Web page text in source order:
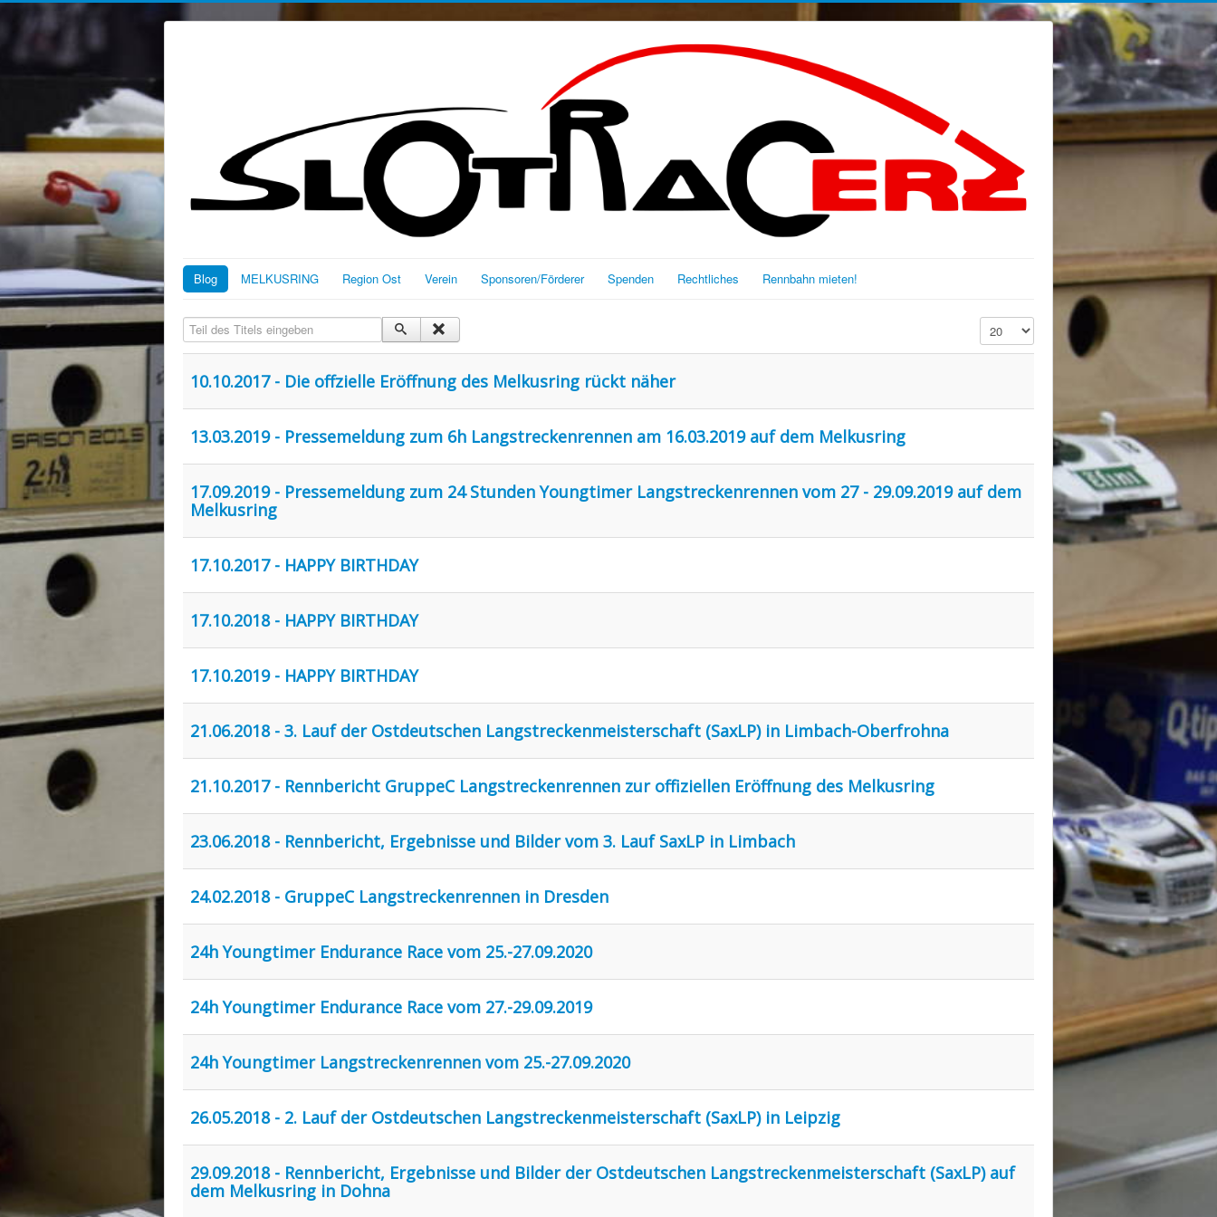
Blog MELKUSRING Region Ost Verein Sponsoren/Förderer Spenden Rechtliches Rennbahn mieten!
Teil des Titels eingeben Anzeige #
10.10.2017 - Die offzielle Eröffnung des Melkusring rückt näher
13.03.2019 - Pressemeldung zum 6h Langstreckenrennen am 16.03.2019 auf dem Melkusring
17.09.2019 - Pressemeldung zum 24 Stunden Youngtimer Langstreckenrennen vom 27 - 29.09.2019 auf dem
Melkusring
17.10.2017 - HAPPY BIRTHDAY
17.10.2018 - HAPPY BIRTHDAY
17.10.2019 - HAPPY BIRTHDAY
21.06.2018 - 3. Lauf der Ostdeutschen Langstreckenmeisterschaft (SaxLP) in Limbach-Oberfrohna
21.10.2017 - Rennbericht GruppeC Langstreckenrennen zur offiziellen Eröffnung des Melkusring
23.06.2018 - Rennbericht, Ergebnisse und Bilder vom 3. Lauf SaxLP in Limbach
24.02.2018 - GruppeC Langstreckenrennen in Dresden
24h Youngtimer Endurance Race vom 25.-27.09.2020
24h Youngtimer Endurance Race vom 27.-29.09.2019
24h Youngtimer Langstreckenrennen vom 25.-27.09.2020
26.05.2018 - 2. Lauf der Ostdeutschen Langstreckenmeisterschaft (SaxLP) in Leipzig
29.09.2018 - Rennbericht, Ergebnisse und Bilder der Ostdeutschen Langstreckenmeisterschaft (SaxLP) auf
dem Melkusring in Dohna